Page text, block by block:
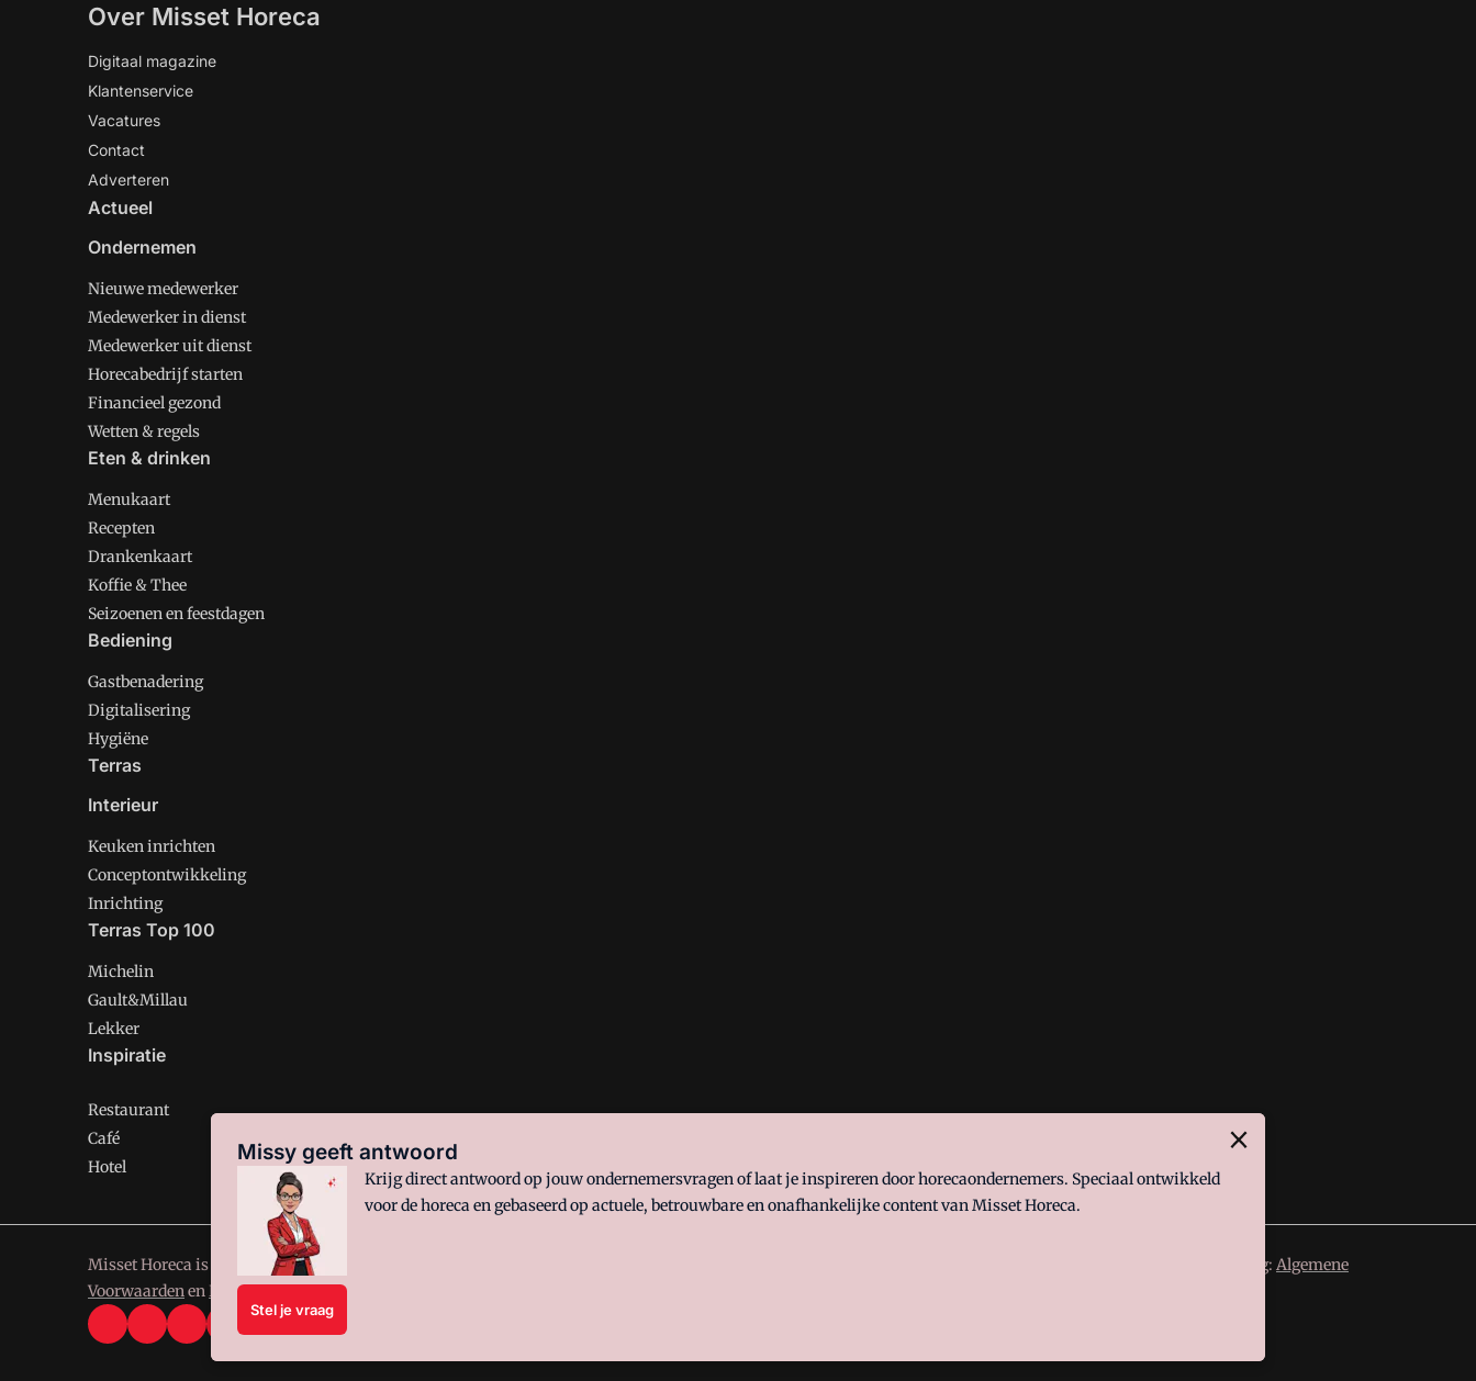
Over Misset Horeca
Digitaal magazine
Klantenservice
Vacatures
Contact
Adverteren
Actueel
Ondernemen
Nieuwe medewerker
Medewerker in dienst
Medewerker uit dienst
Horecabedrijf starten
Financieel gezond
Wetten & regels
Eten & drinken
Menukaart
Recepten
Drankenkaart
Koffie & Thee
Seizoenen en feestdagen
Bediening
Gastbenadering
Digitalisering
Hygiëne
Terras
Interieur
Keuken inrichten
Conceptontwikkeling
Inrichting
Terras Top 100
Michelin
Gault&Millau
Lekker
Inspiratie
Restaurant
Café
Hotel
Misset Horeca is onderdeel van VMN media. Lees in waar VMN media voor staat. Op gebruik van deze site zijn de volgende regelingen van toepassing: Algemene
VoorwaardenenPrivacy en Cookie beleid
Missy geeft antwoord
Krijg direct antwoord op jouw ondernemersvragen of laat je inspireren door horecaondernemers. Speciaal ontwikkeld
voor de horeca en gebaseerd op actuele, betrouwbare en onafhankelijke content van Misset Horeca.
Stel je vraag